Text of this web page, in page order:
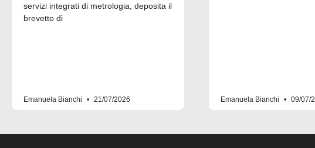
servizi integrati di metrologia, deposita il
brevetto di
Emanuela Bianchi 21/07/2026 Emanuela Bianchi 09/07/